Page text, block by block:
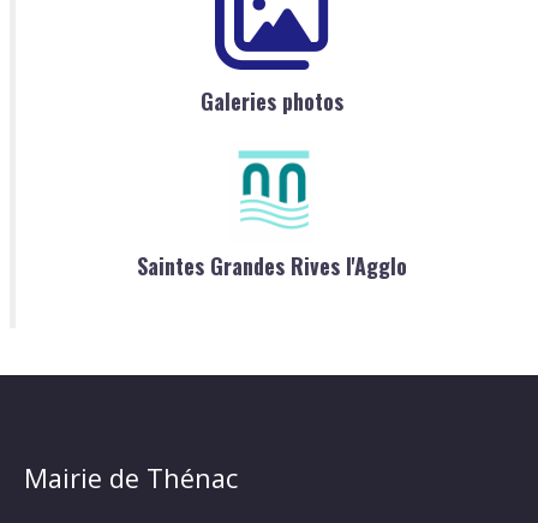
Galeries photos
Saintes Grandes Rives l'Agglo
Mairie de Thénac